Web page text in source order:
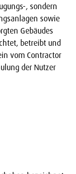
, sondern
sowie
Gebäudes
betreibt und
vom Contractor
der Nutzer